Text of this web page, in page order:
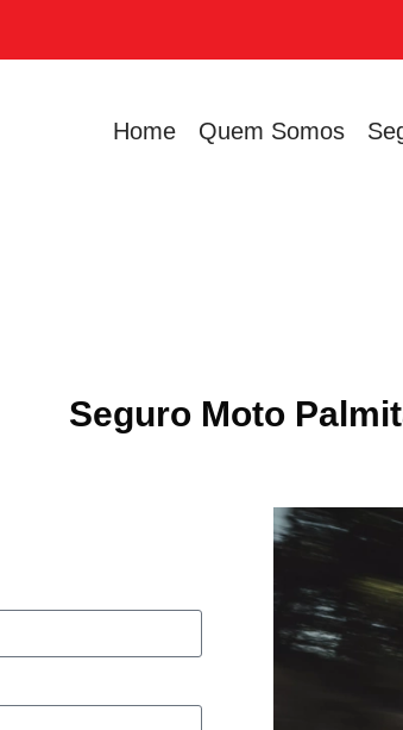
Home Quem Somos
Seguro Moto